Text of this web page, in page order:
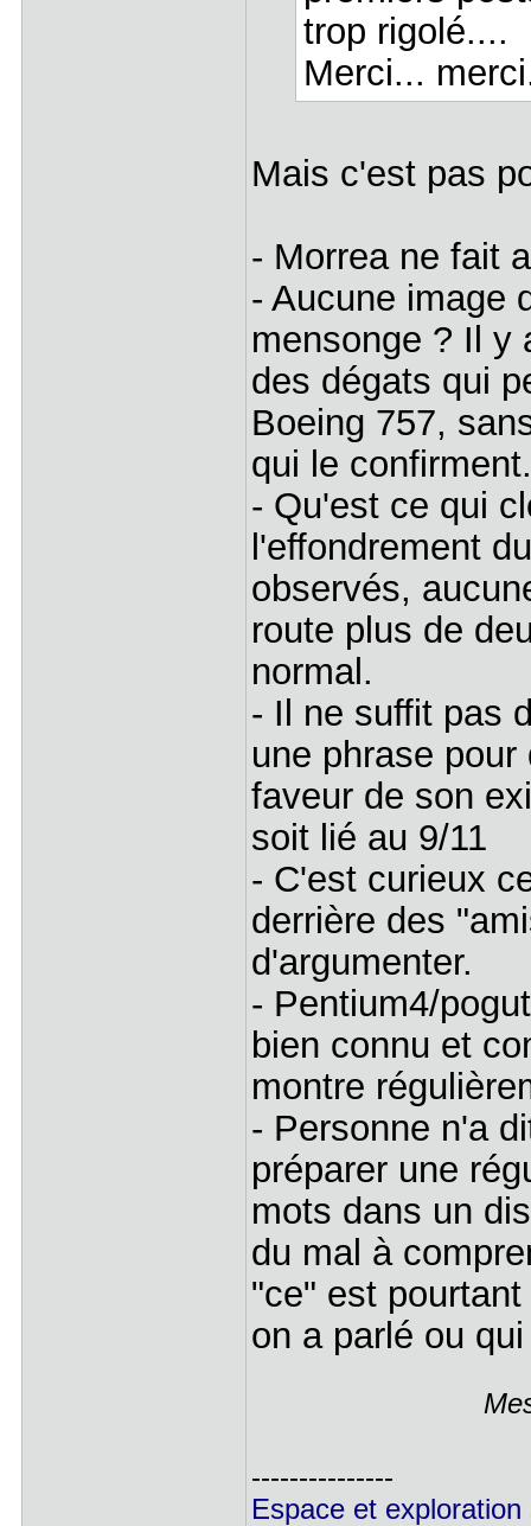
trop rigolé....
Merci...
Mais c'est pas
- Morrea ne fait
- Aucune image
mensonge ? Il y
des dégats qui
Boeing 757,
qui le confirment.
- Qu'est ce qui
l'effondrement
observés,
route plus de
normal.
- Il ne suffit pas
une phrase
faveur de son
soit lié au 9/11
- C'est curieux
derrière des
d'argumenter.
- Pentium4/
bien connu et
montre
- Personne n'a
préparer une
mots dans un
du mal à
"ce" est
on a parlé ou
---------------
Espace et exploration